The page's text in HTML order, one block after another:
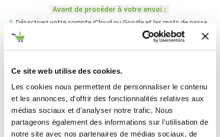
Ce site web utilise des cookies.
Les cookies nous permettent de personnaliser le contenu
et les annonces, d'offrir des fonctionnalités relatives aux
médias sociaux et d'analyser notre trafic. Nous
partageons également des informations sur l'utilisation de
notre site avec nos partenaires de médias sociaux, de
Avant de procéder à votre envoi :-
⚠ Désactivez votre compte iCloud ou Google et les mots de passe.
C'est par ici
Et maintenant... ♫